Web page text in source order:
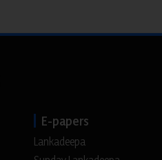
E-papers
Lankadeepa